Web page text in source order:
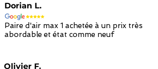
Dorian L.
Paire d'air max 1 achetée à un prix très
abordable et état comme neuf
Olivier F.